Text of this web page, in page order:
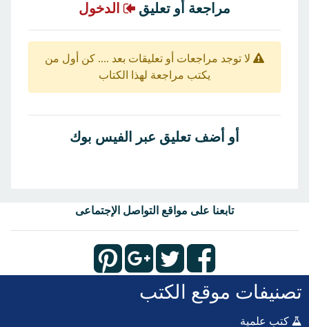
مراجعة أو تعليق
الدخول
لا توجد مراجعات أو تعليقات بعد .... كن أول من
يكتب مراجعة لهذا الكتاب
أو أضف تعليق عبر الفيس بوك
تابعنا على مواقع التواصل الإجتماعى
تصنيفات موقع الكتب
كتب علمية